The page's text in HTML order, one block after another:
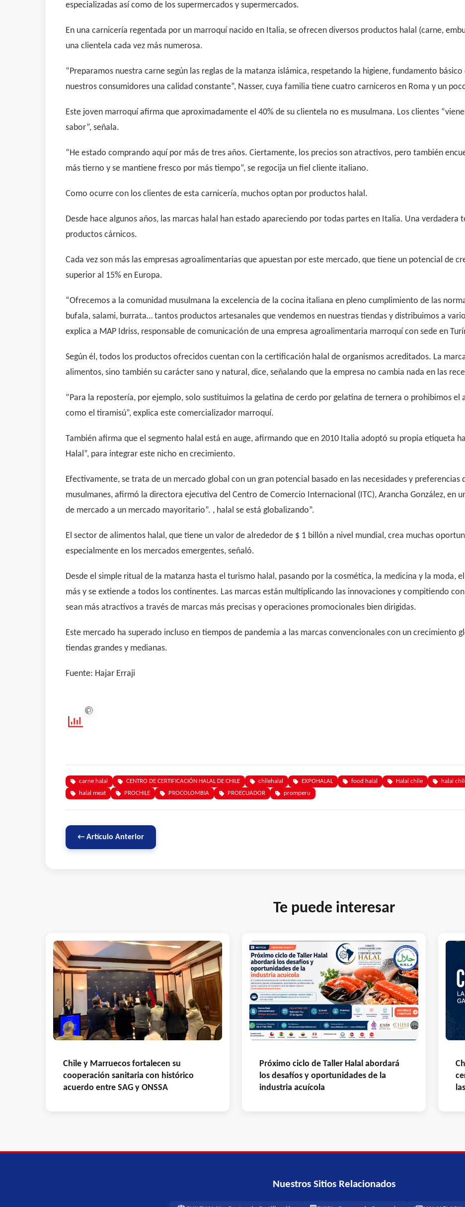
especializadas así como de los supermercados y supermercados.
En una carnicería regentada por un marroquí nacido en Italia, se ofrecen diversos productos halal (carne,
una clientela cada vez más numerosa.
“Preparamos nuestra carne según las reglas de la matanza islámica, respetando la higiene, fundamento
nuestros consumidores una calidad constante”, Nasser, cuya familia tiene cuatro carniceros en Roma y un
Este joven marroquí afirma que aproximadamente el 40% de su clientela no es musulmana. Los clientes
sabor”, señala.
“He estado comprando aquí por más de tres años. Ciertamente, los precios son atractivos, pero también
más tierno y se mantiene fresco por más tiempo”, se regocija un fiel cliente italiano.
Como ocurre con los clientes de esta carnicería, muchos optan por productos halal.
Desde hace algunos años, las marcas halal han estado apareciendo por todas partes en Italia. Una verdadera
productos cárnicos.
Cada vez son más las empresas agroalimentarias que apuestan por este mercado, que tiene un potencial de
superior al 15% en Europa.
“Ofrecemos a la comunidad musulmana la excelencia de la cocina italiana en pleno cumplimiento de las
bufala, salami, burrata… tantos productos artesanales que vendemos en nuestras tiendas y distribuimos a
explica a MAP Idriss, responsable de comunicación de una empresa agroalimentaria marroquí con sede en
Según él, todos los productos ofrecidos cuentan con la certificación halal de organismos acreditados. La
alimentos, sino también su carácter sano y natural, dice, señalando que la empresa no cambia nada en las
“Para la repostería, por ejemplo, solo sustituimos la gelatina de cerdo por gelatina de ternera o prohibimos el
como el tiramisú”, explica este comercializador marroquí.
También afirma que el segmento halal está en auge, afirmando que en 2010 Italia adoptó su propia etiqueta
Halal”, para integrar este nicho en crecimiento.
Efectivamente, se trata de un mercado global con un gran potencial basado en las necesidades y
musulmanes, afirmó la directora ejecutiva del Centro de Comercio Internacional (ITC), Arancha González, en
de mercado a un mercado mayoritario”. , halal se está globalizando”.
El sector de alimentos halal, que tiene un valor de alrededor de $ 1 billón a nivel mundial, crea muchas
especialmente en los mercados emergentes, señaló.
Desde el simple ritual de la matanza hasta el turismo halal, pasando por la cosmética, la medicina y la moda,
más y se extiende a todos los continentes. Las marcas están multiplicando las innovaciones y compitiendo
sean más atractivos a través de marcas más precisas y operaciones promocionales bien dirigidas.
Este mercado ha superado incluso en tiempos de pandemia a las marcas convencionales con un crecimiento
tiendas grandes y medianas.
Fuente: Hajar Erraji
carne halal CENTRO DE CERTIFICACIÓN HALAL DE CHILE chilehalal EXPOHALAL food halal Halal chile halal
halal meat
PROCHILE PROCOLOMBIA PROECUADOR promperu
← Artículo Anterior
Te puede interesar
Chile y Marruecos fortalecen su
cooperación sanitaria con histórico
acuerdo entre SAG y ONSSA
Próximo ciclo de Taller Halal abordará
los desafíos y oportunidades de la
industria acuícola
Nuestros Sitios Relacionados